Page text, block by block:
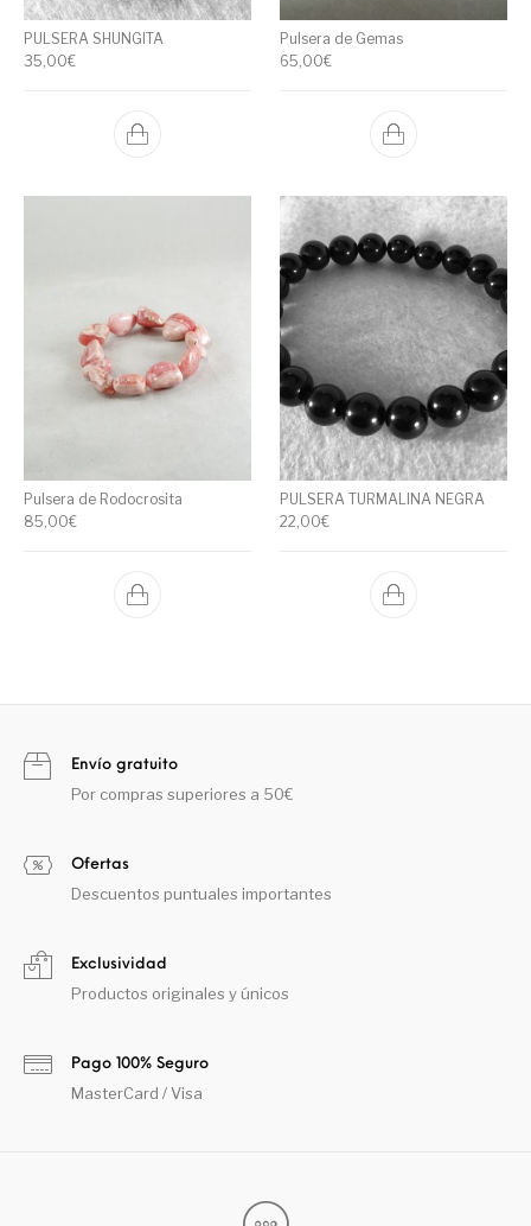
PULSERA SHUNGITA
35,00€
Pulsera de Gemas
65,00€
Pulsera de Rodocrosita
85,00€
PULSERA TURMALINA NEGRA
22,00€
Envío gratuito
Por compras superiores a 50€
Ofertas
Descuentos puntuales importantes
Exclusividad
Productos originales y únicos
Pago 100% Seguro
MasterCard / Visa